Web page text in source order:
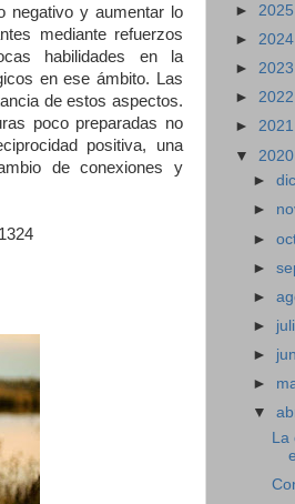
negativo y aumentar lo
mediante refuerzos
habilidades en la
en ese ámbito. Las
de estos aspectos.
poco preparadas no
positiva, una
de conexiones y
► 2025
► 2024
► 2023
► 2022
► 2021
▼ 2020
►
►
►
►
►
►
►
►
▼
La